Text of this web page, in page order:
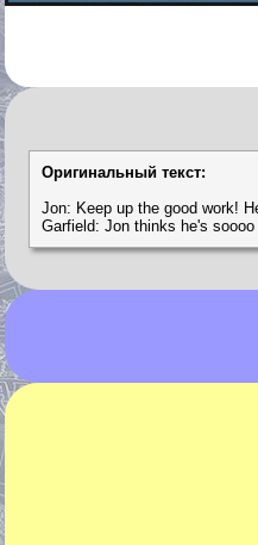
Оригинальный текст:
Jon: Keep up the good work!
Garfield: Jon thinks he's